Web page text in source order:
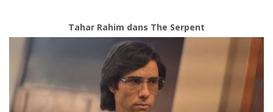
Tahar Rahim dans The Serpent